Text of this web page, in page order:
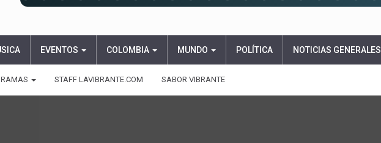
EVENTOS COLOMBIA MUNDO POLÍTICA NOTICIAS GENERALES
STAFF LAVIBRANTE.COM SABOR VIBRANTE